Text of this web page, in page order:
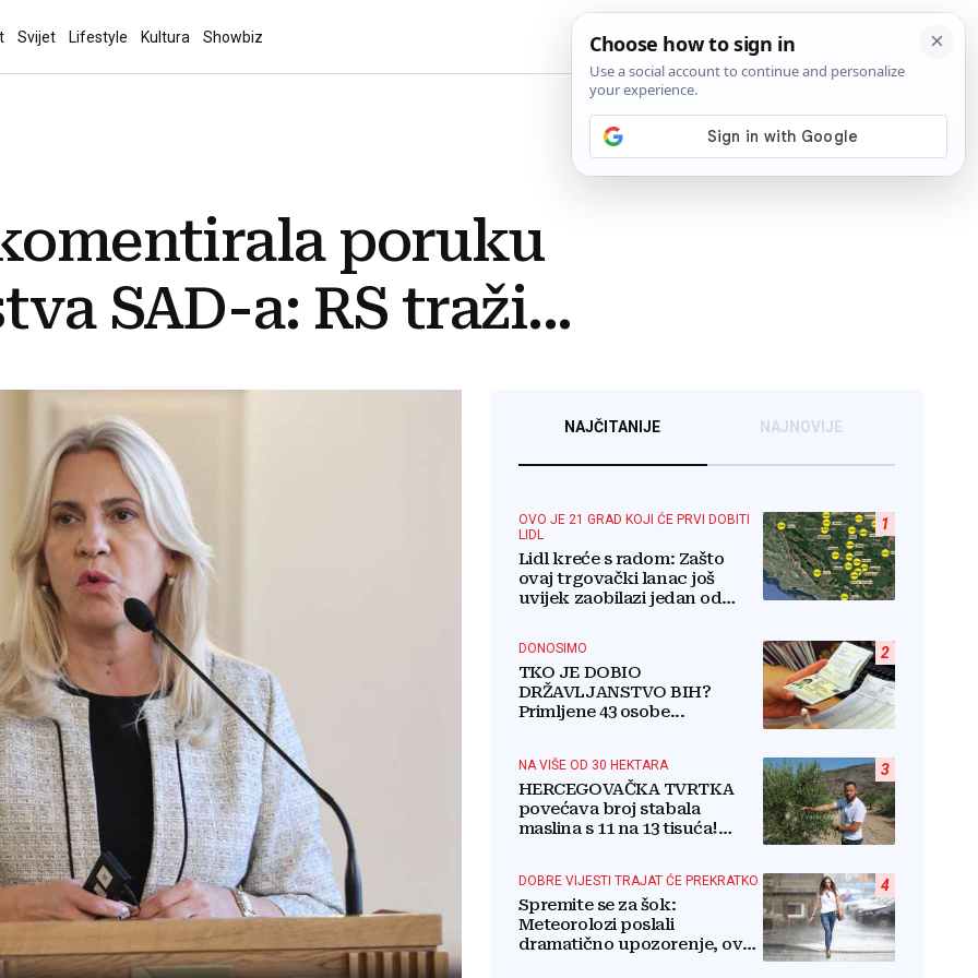
Svijet Lifestyle Kultura Showbiz
poruku
SAD-a: RS traži...
NAJČITANIJE NAJNOVIJE
1
OVO JE 21 GRAD KOJI ĆE PRVI DOBITI
LIDL
Lidl kreće s radom: Zašto
ovaj trgovački lanac još
uvijek zaobilazi jedan od
2
DONOSIMO
TKO JE DOBIO
DRŽAVLJANSTVO BIH?
Primljene 43 osobe...
3
NA VIŠE OD 30 HEKTARA
HERCEGOVAČKA TVRTKA
povećava broj stabala
maslina s 11 na 13 tisuća!
4
DOBRE VIJESTI TRAJAT ĆE PREKRATKO
Spremite se za šok:
Meteorolozi poslali
dramatično upozorenje, ovo